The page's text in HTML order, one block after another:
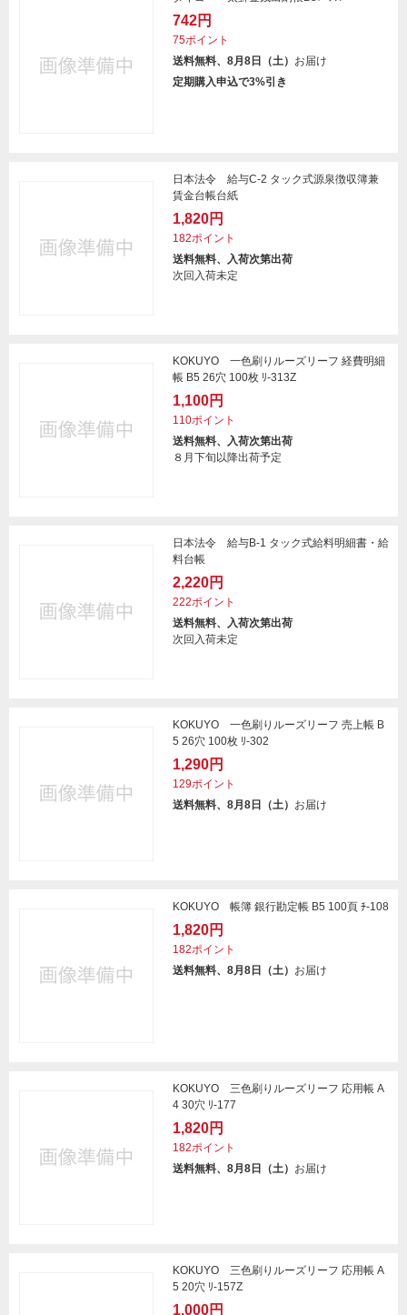
742円
75ポイント
送料無料、8月8日（土） お届け
定期購入申込で3%引き
日本法令 給与C-2 タック式源泉徴収簿兼
賃金台帳台紙
1,820円
182ポイント
送料無料、入荷次第出荷
次回入荷未定
KOKUYO 一色刷りルーズリーフ 経費明細
帳 B5 26穴 100枚 ﾘ-313Z
1,100円
110ポイント
送料無料、入荷次第出荷
８月下旬以降出荷予定
日本法令 給与B-1 タック式給料明細書・給
料台帳
2,220円
222ポイント
送料無料、入荷次第出荷
次回入荷未定
KOKUYO 一色刷りルーズリーフ 売上帳 B
5 26穴 100枚 ﾘ-302
1,290円
129ポイント
送料無料、8月8日（土） お届け
KOKUYO 帳簿 銀行勘定帳 B5 100頁 ﾁ-108
1,820円
182ポイント
送料無料、8月8日（土） お届け
KOKUYO 三色刷りルーズリーフ 応用帳 A
4 30穴 ﾘ-177
1,820円
182ポイント
送料無料、8月8日（土） お届け
KOKUYO 三色刷りルーズリーフ 応用帳 A
5 20穴 ﾘ-157Z
1,000円